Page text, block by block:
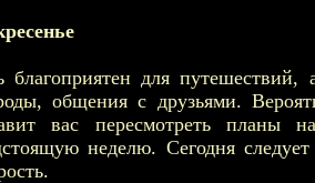
благоприятен для путешествий,
общения с друзьями.
вас пересмотреть
неделю. Сегодня